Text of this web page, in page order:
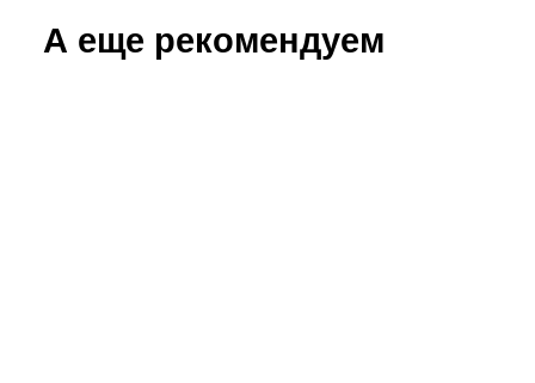
А еще рекомендуем